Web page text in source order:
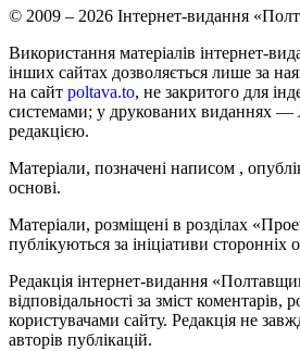
© 2009 – 2026 Інтернет-видання
Використання матеріалів інтернет-
інших сайтах дозволяється лише за
на сайт poltava.to, не закритого для
системами; у друкованих виданнях —
редакцією.
Матеріали, позначені написом ,
основі.
Матеріали, розміщені в розділах
публікуються за ініціативи сторонніх
Редакція інтернет-видання
відповідальності за зміст коментарів,
користувачами сайту. Редакція не
авторів публікацій.